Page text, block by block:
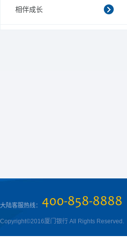
相伴成长
大陆客服热线：
Copyright©2016厦门银行 All Rights Reserved.